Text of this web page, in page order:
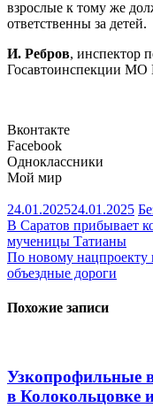
взрослые к тому же
ответственны за детей.
И. Ребров, инспектор
Госавтоинспекции
Вконтакте
Facebook
Одноклассники
Мой мир
24.01.202524.01.2025
Навигация
по
записям
В Саратов прибывает
мученицы Татианы
По новому нацпроекту
объездные дороги
Похожие записи
Узкопрофильные
в Колокольцовке